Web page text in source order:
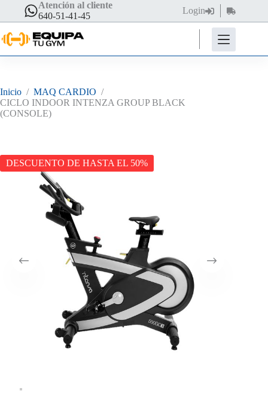
contenido
Atención al cliente
640-51-41-45
Login
Carro
de
compra
Inicio / MAQ CARDIO /
CICLO INDOOR INTENZA GROUP BLACK
(CONSOLE)
DESCUENTO DE HASTA EL 50%